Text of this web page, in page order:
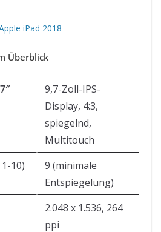
Überblick
9,7-Zoll-IPS-
Display, 4:3,
spiegelnd,
Multitouch
10)
9 (minimale
Entspiegelung)
2.048 x 1.536, 264
ppi